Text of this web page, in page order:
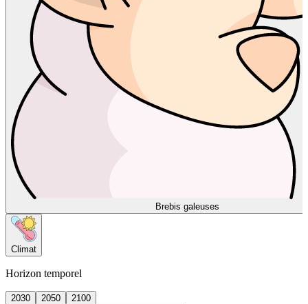
Brebis galeuses
Climat
Horizon temporel
2030 2050
2100